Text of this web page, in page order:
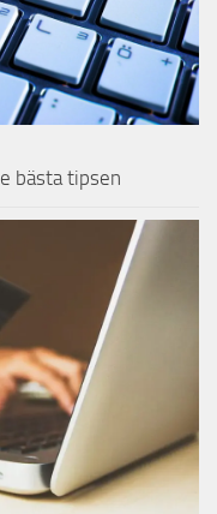
bästa tipsen